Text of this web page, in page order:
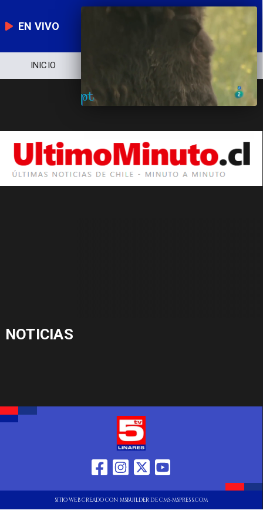
EN VIVO
INICIO NOTICIERO POLÍTICA
NOTICIAS
SITIO WEB CREADO CON MSBUILDER DE CMS-MSPRESS.COM